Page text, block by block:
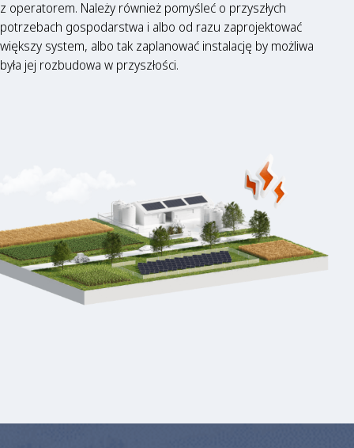
z operatorem. Należy również pomyśleć o przyszłych
potrzebach gospodarstwa i albo od razu zaprojektować
większy system, albo tak zaplanować instalację by możliwa
była jej rozbudowa w przyszłości.